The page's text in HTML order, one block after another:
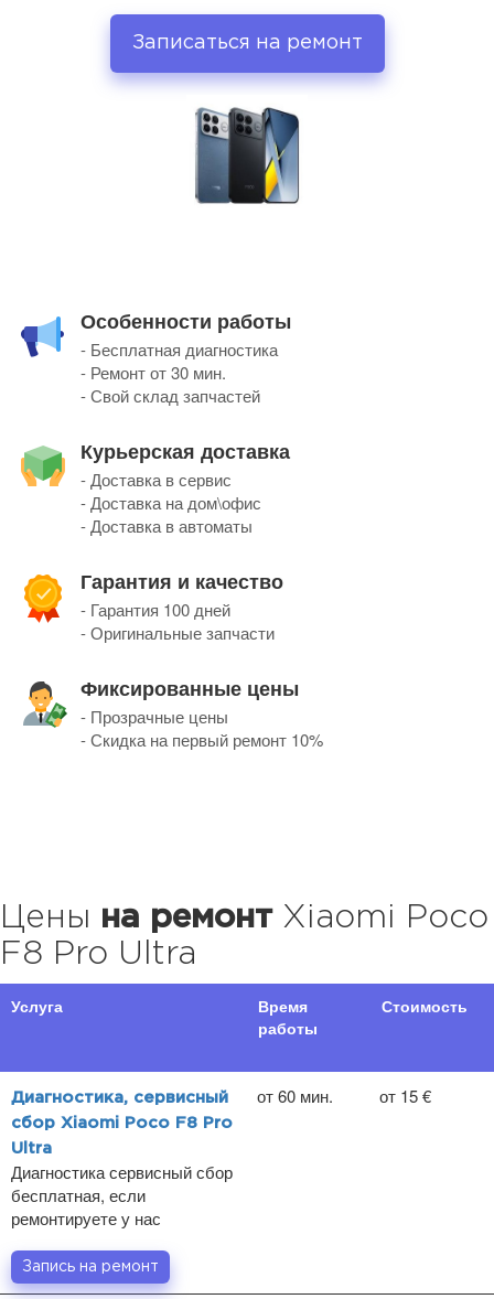
Записаться на ремонт
Особенности работы
- Бесплатная диагностика
- Ремонт от 30 мин.
- Свой склад запчастей
Курьерская доставка
- Доставка в сервис
- Доставка на дом\офис
- Доставка в автоматы
Гарантия и качество
- Гарантия 100 дней
- Оригинальные запчасти
Фиксированные цены
- Прозрачные цены
- Скидка на первый ремонт 10%
Цены на ремонтXiaomi Poco
F8 Pro Ultra
Услуга
Время
работы
Стоимость
Диагностика, сервисный
сбор Xiaomi Poco F8 Pro
Ultra
Диагностика сервисный сбор
бесплатная, если
ремонтируете у нас
от 60 мин. от 15 €
Запись на ремонт